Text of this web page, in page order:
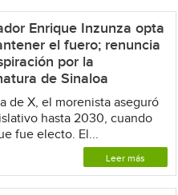
Enrique Inzunza opta
el fuero; renuncia
por la
de Sinaloa
de X, el morenista aseguró
hasta 2030, cuando
fue electo. El...
Leer más